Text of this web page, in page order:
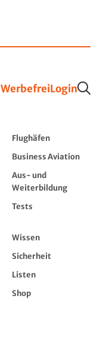
WerbefreiLogin
Flughäfen
Business Aviation
Aus- und
Weiterbildung
Tests
Wissen
Sicherheit
Listen
Shop